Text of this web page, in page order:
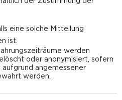
eine solche Mitteilung
ist.
werden
oder anonymisiert, sofern
angemessener
werden.